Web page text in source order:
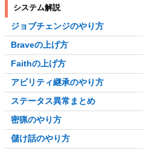
システム解説
ジョブチェンジのやり方
Braveの上げ方
Faithの上げ方
アビリティ継承のやり方
ステータス異常まとめ
密猟のやり方
儲け話のやり方